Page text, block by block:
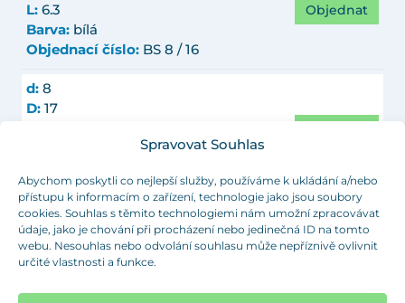
Spravovat Souhlas
Abychom poskytli co nejlepší služby, používáme k ukládání a/nebo
přístupu k informacím o zařízení, technologie jako jsou soubory
cookies. Souhlas s těmito technologiemi nám umožní zpracovávat
údaje, jako je chování při procházení nebo jedinečná ID na tomto
webu. Nesouhlas nebo odvolání souhlasu může nepříznivě ovlivnit
určité vlastnosti a funkce.
L: 6.3
Barva: bílá
Objednací číslo: BS 8 / 16
Objednat
d: 8
D: 17
d: 8
D: 17
L: 6.3
Barva: bílá
Objednat